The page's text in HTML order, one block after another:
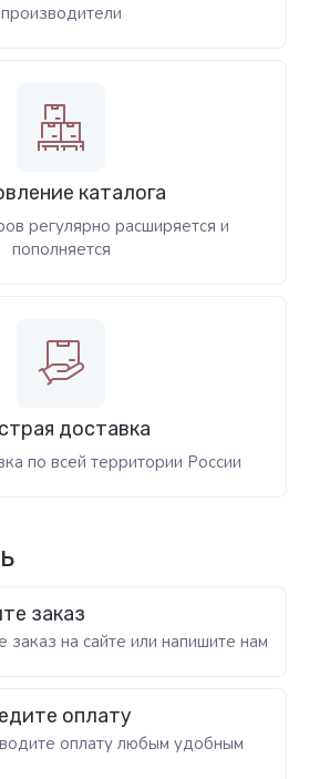
производители
каталога
регулярно расширяется и
пополняется
доставка
по всей территории России
заказ
на сайте или напишите нам
оплату
оплату любым удобным